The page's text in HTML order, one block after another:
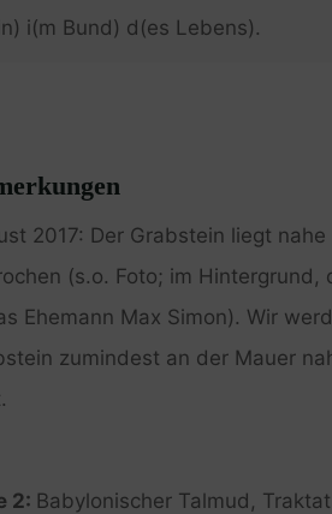
i(m Bund) d(es Lebens).
2017: Der Grabstein liegt
(s.o. Foto; im
Ehemann Max Simon). Wir
zumindest an der Mauer
2: Babylonischer Talmud,